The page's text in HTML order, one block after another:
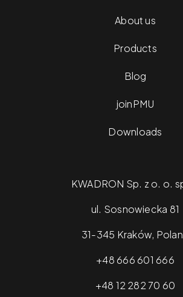
About us
Products
Blog
joinPMU
Downloads
KWADRON Sp. z o. o.
ul. Sosnowiecka 81
31-345 Kraków,
+48 666 601 666
+48 12 282 70 60